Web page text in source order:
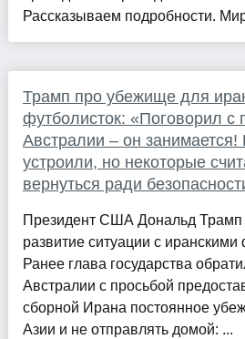
Рассказываем подробности.
Трамп про убежище для
футболисток: «Поговорил с
Австралии – он
устроили, но некоторые
вернуться ради
Президент США Дональд Трамп
развитие ситуации с иранскими
Ранее глава государства
Австралии с просьбой
сборной Ирана постоянное
Азии и не отправлять домой: ...